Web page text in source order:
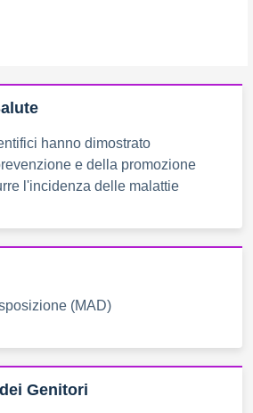
hanno dimostrato
e della promozione
l'incidenza delle malattie
(MAD)
Genitori